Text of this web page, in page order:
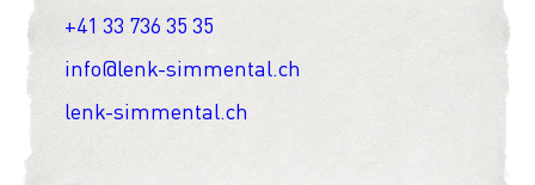
+41 33 736 35 35
info@lenk-simmental.ch
lenk-simmental.ch